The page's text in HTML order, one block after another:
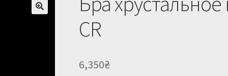
CR
6,350₴